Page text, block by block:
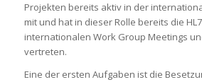
Projekten bereits aktiv in der
mit und hat in dieser Rolle bereits die
internationalen Work Group Meetings
vertreten.
Eine der ersten Aufgaben ist die